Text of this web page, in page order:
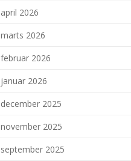
april 2026
marts 2026
februar 2026
januar 2026
december 2025
november 2025
september 2025